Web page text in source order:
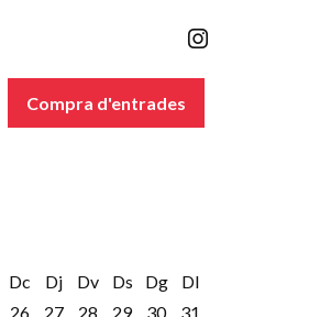
Link a
Compra d'entrades
Dc
26
Dj
27
Dv
28
Ds
29
Dg
30
Dl
31